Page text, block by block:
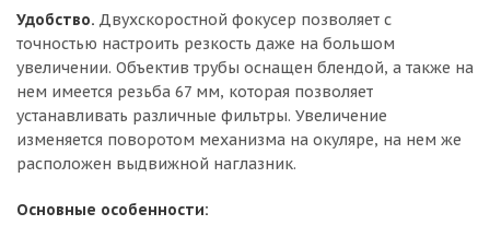
Удобство. Двухскоростной фокусер позволяет с
точностью настроить резкость даже на большом
увеличении. Объектив трубы оснащен блендой, а также на
нем имеется резьба 67 мм, которая позволяет
устанавливать различные фильтры. Увеличение
изменяется поворотом механизма на окуляре, на нем же
расположен выдвижной наглазник.
Основные особенности: